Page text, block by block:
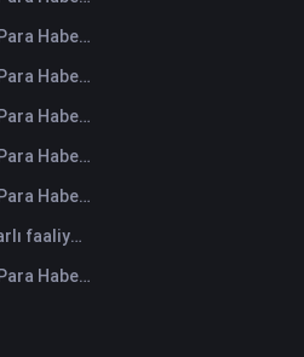
FameEX Bugünkü Kripto Para Haberleri Özeti | 4 Ağustos 2026
FameEX Bugünkü Kripto Para Haberleri Özeti | 3 Ağustos 2026
FameEX Bugünkü Kripto Para Haberleri Özeti | 31 Temmuz 2026
FameEX Bugünkü Kripto Para Haberleri Özeti | 30 Temmuz 2026
FameEX Bugünkü Kripto Para Haberleri Özeti | 29 Temmuz 2026
FameEX sekiz yıllık istikrarlı faaliyetleri ve küresel büyümesiyle kullanıcı güvenini güçlendiriyor
FameEX Bugünkü Kripto Para Haberleri Özeti | 28 Temmuz 2026